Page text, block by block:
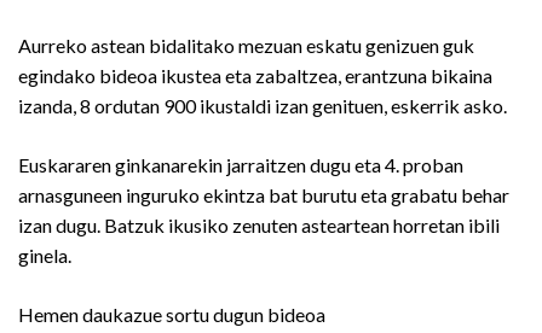
Aurreko astean bidalitako mezuan eskatu genizuen guk
egindako bideoa ikustea eta zabaltzea, erantzuna bikaina
izanda, 8 ordutan 900 ikustaldi izan genituen, eskerrik asko.
Euskararen ginkanarekin jarraitzen dugu eta 4. proban
arnasguneen inguruko ekintza bat burutu eta grabatu behar
izan dugu. Batzuk ikusiko zenuten asteartean horretan ibili
ginela.
Hemen daukazue sortu dugun bideoa